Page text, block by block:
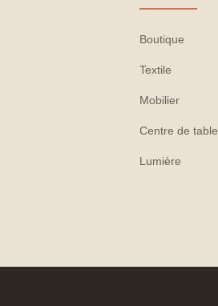
Boutique
Textile
Mobilier
Centre de table
Lumière